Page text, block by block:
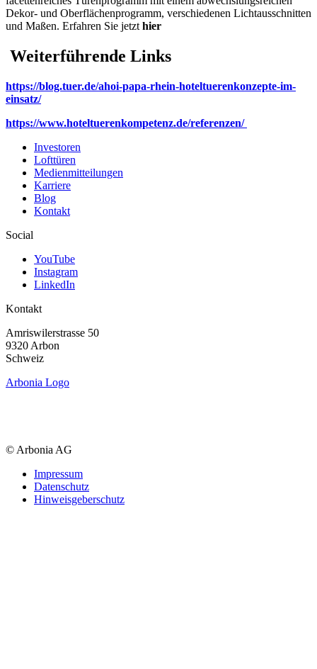
Dekor- und Oberflächenprogramm, verschiedenen Lichtausschnitten
und Maßen. Erfahren Sie jetzt hier
Weiterführende Links
https://blog.tuer.de/ahoi-papa-rhein-hoteltuerenkonzepte-im-
einsatz/
https://www.hoteltuerenkompetenz.de/referenzen/
Investoren
Lofttüren
Medienmitteilungen
Karriere
Blog
Kontakt
Social
YouTube
Instagram
LinkedIn
Kontakt
Amriswiler­strasse 50
9320 Arbon
Schweiz
Arbonia Logo
© Arbonia AG
Impressum
Datenschutz
Hinweisgeberschutz